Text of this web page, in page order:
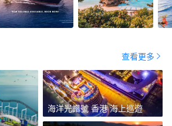
查看更多
海洋光譜號 香港 海上巡遊